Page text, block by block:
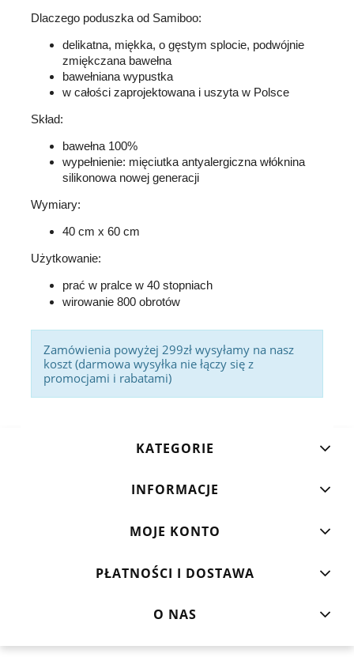
Dlaczego poduszka od Samiboo:
delikatna, miękka, o gęstym splocie, podwójnie
zmiękczana bawełna
bawełniana wypustka
w całości zaprojektowana i uszyta w Polsce
Skład:
bawełna 100%
wypełnienie: mięciutka antyalergiczna włóknina
silikonowa nowej generacji
Wymiary:
40 cm x 60 cm
Użytkowanie:
prać w pralce w 40 stopniach
wirowanie 800 obrotów
Zamówienia powyżej 299zł wysyłamy na nasz
koszt (darmowa wysyłka nie łączy się z
promocjami i rabatami)
KATEGORIE
INFORMACJE
MOJE KONTO
PŁATNOŚCI I DOSTAWA
O NAS